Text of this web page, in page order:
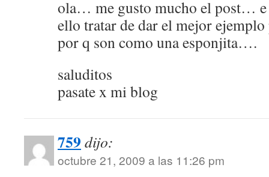
ola… me gusto mucho el post…
ello tratar de dar el mejor
por q son como una esponjita….
saluditos
pasate x mi blog
759 dijo:
octubre 21, 2009 a las 11:26 pm